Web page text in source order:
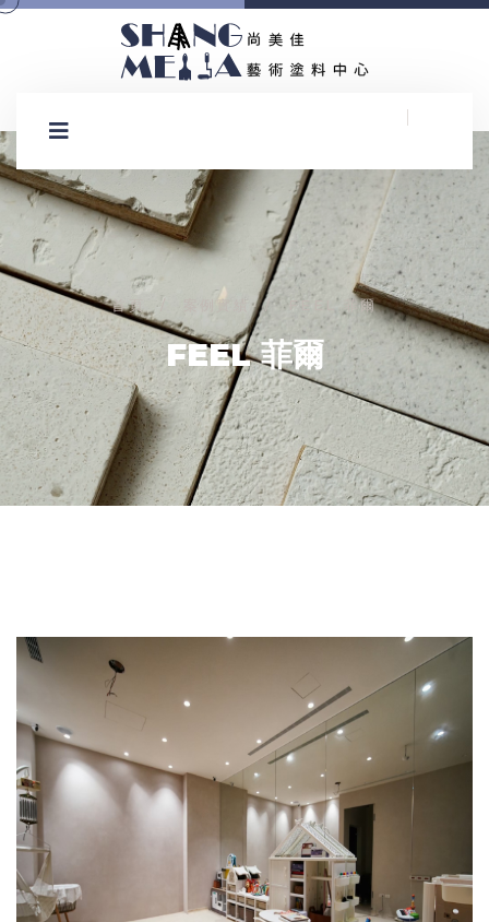
首頁 案例實績 / FEEL 菲爾
FEEL 菲爾